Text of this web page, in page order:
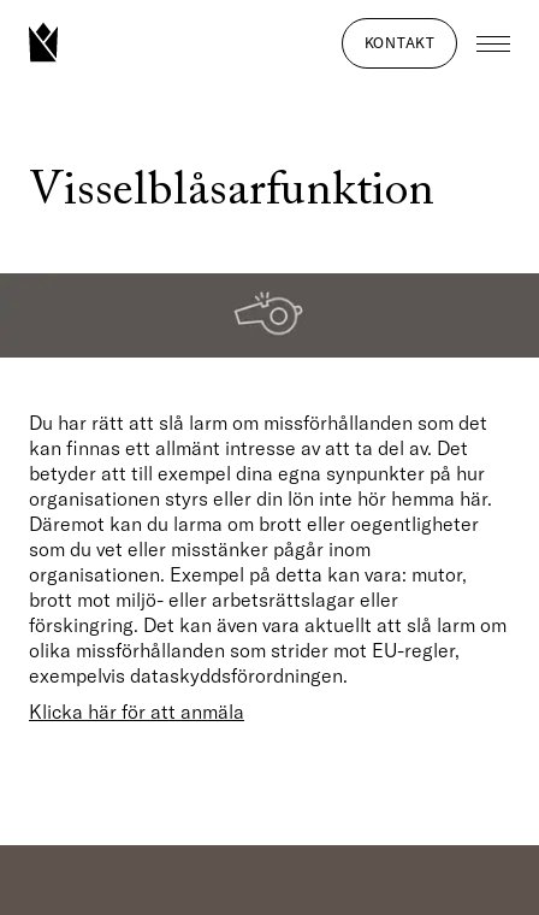
KONTAKT
Visselblåsarfunktion
Du har rätt att slå larm om missförhållanden som det
kan finnas ett allmänt intresse av att ta del av. Det
betyder att till exempel dina egna synpunkter på hur
organisationen styrs eller din lön inte hör hemma här.
Däremot kan du larma om brott eller oegentligheter
som du vet eller misstänker pågår inom
organisationen. Exempel på detta kan vara: mutor,
brott mot miljö- eller arbetsrättslagar eller
förskingring. Det kan även vara aktuellt att slå larm om
olika missförhållanden som strider mot EU-regler,
exempelvis dataskyddsförordningen.
Klicka här för att anmäla